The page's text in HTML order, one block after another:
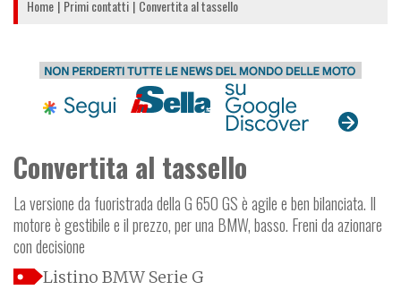
Home Primi contatti Convertita al tassello
Convertita al tassello
La versione da fuoristrada della G 650 GS è agile e ben bilanciata. Il
motore è gestibile e il prezzo, per una BMW, basso. Freni da azionare
con decisione
Listino BMW Serie G